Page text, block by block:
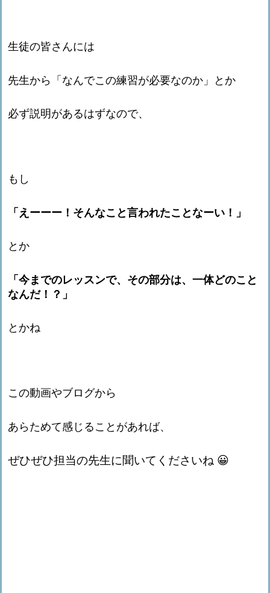
生徒の皆さんには
先生から「なんでこの練習が必要なのか」とか
必ず説明があるはずなので、
もし
「えーーー！そんなこと言われたことなーい！」
とか
「今までのレッスンで、その部分は、一体どのこと
なんだ！？」
とかね
この動画やブログから
あらためて感じることがあれば、
ぜひぜひ担当の先生に聞いてくださいね 😀